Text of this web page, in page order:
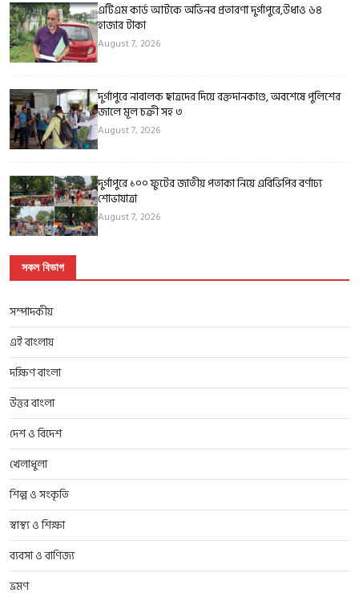
এটিএম কার্ড আটকে অভিনব প্রতারণা দুর্গাপুরে,উধাও ৬৪
হাজার টাকা
August 7, 2026
দুর্গাপুরে নাবালক ছাত্রদের দিয়ে রক্তদানকাণ্ড, অবশেষে পুলিশের
জালে মূল চক্রী সহ ৩
August 7, 2026
দুর্গাপুরে ১০০ ফুটের জাতীয় পতাকা নিয়ে এবিভিপির বর্ণাঢ্য
শোভাযাত্রা
August 7, 2026
সকল বিভাগ
সম্পাদকীয়
এই বাংলায়
দক্ষিণ বাংলা
উত্তর বাংলা
দেশ ও বিদেশ
খেলাধুলা
শিল্প ও সংকৃতি
স্বাস্থ্য ও শিক্ষা
ব্যবসা ও বাণিজ্য
ভ্রমণ